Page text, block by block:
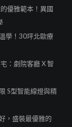
優雅範本！異國
學！30坪北歐療
：劇院客廳 X 智
S型智能線燈與精
，盛裝最優雅的